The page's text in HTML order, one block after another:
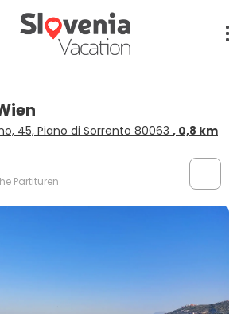
45, Piano di Sorrento 80063 , 0,8 km
Partituren